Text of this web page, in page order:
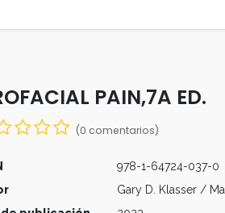
PAIN,7A ED.
(0 comentarios)
978-1-64724-037-0
Gary D. Klasser /